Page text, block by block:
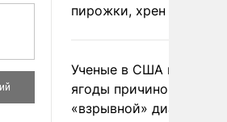
пирожки, хрен и морс
Ученые в США назвали
ягоды причиной
«взрывной» диареи